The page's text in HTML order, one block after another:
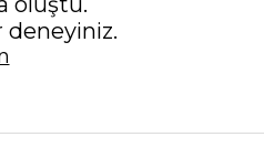
deneyiniz.